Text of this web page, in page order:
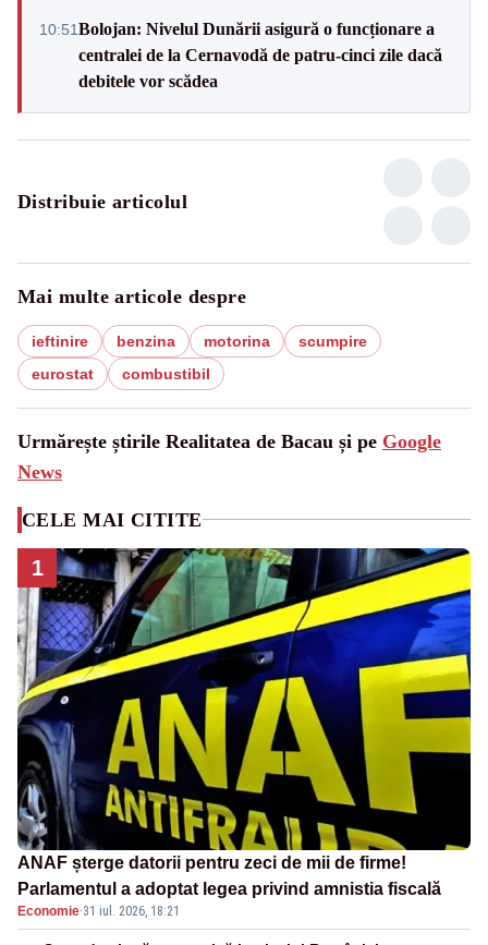
10:51Bolojan: Nivelul Dunării asigură o funcționare a
centralei de la Cernavodă de patru-cinci zile dacă
debitele vor scădea
Distribuie articolul
Mai multe articole despre
ieftinire benzina motorina
scumpire
eurostat
combustibil
Urmărește știrile Realitatea de Bacau și pe Google
News
CELE MAI CITITE
1
ANAF șterge datorii pentru zeci de mii de firme!
Parlamentul a adoptat legea privind amnistia fiscală
Economie·31 iul. 2026, 18:21